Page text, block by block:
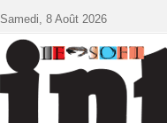
Samedi, 8 Août 2026